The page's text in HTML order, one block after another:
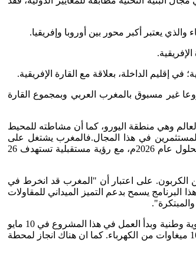
حيث يعد مشروعا غير مسبوق بالمغرب العربي وبمجموع القارة
وهي منطقة اليورو، كما أن مشاطته للمحيط
المغرب إمكانية بحرية استثنائية للمستثمرين في هذا المجال.فالمغرب يشتغل على
خارطة طريق سياحية لتعزيز السياحة المحلية، وإدماج مبادئ التنمية المستدامة، ودعم الصناعة التقليدية والاقتصاد الاجتماع للوصول إلى 17.5 مليون سائح بحلول عام 2026م، مع رؤية مستقبلية تستهدف 26
صناعية خالية من الكربون. على اعتبار أن "المغرب قد انخرط في
يسمح بدعم التميز الميداني للمقاولات
وعلى مستوى الاستراتيجية الوطنية للنجاعة الطاقية في أفق 2030م، اعتمد المغرب منذ سنة 2009م، استراتيجية طاقية وطنية حيث اعتبر النجاعة الطاقية أولوية وطنية وبدأ العمل في هذا المشروع في 10 مايو
2013م، وتمتد محطة "نور 1" التي تبعد حوالي 20 كيلومترا عن ورزازات، على مساحة 450 هكتارا، وفيها نصف مليون من المرايا العاكسة. ويتوقع أن تنتج نحو 160 ميغاوات من الكهرباء. كما ان هناك انجاز لمحطة